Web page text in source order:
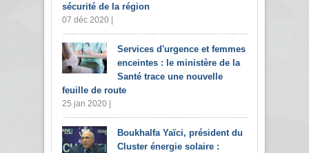
sécurité de la région
07 déc 2020 |
Services d'urgence et femmes
enceintes : le ministère de la
Santé trace une nouvelle
feuille de route
25 jan 2020 |
Boukhalfa Yaïci, président du
Cluster énergie solaire :